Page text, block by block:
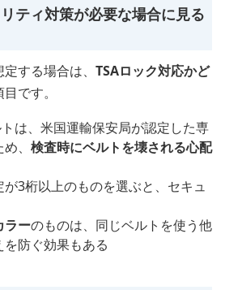
ティ対策が必要な場合に見る
する場合は、 TSAロック対応かど
です。
は、米国運輸保安局が認定した専
、 検査時にベルトを壊される心配
3桁以上のものを選ぶと、セキュ
ラーのものは、同じベルトを使う他
防ぐ効果もある